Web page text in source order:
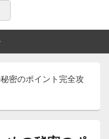
密のポイント完全攻